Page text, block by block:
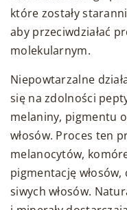
które zostały
aby przeciwdziałać
molekularnym.
Niepowtarzalne
się na zdolności
melaniny, pigmentu
włosów. Proces ten
melanocytów,
pigmentację
siwych włosów.